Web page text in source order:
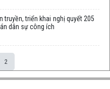
truyền, triển khai nghị quyết 205
dân sự công ích
2